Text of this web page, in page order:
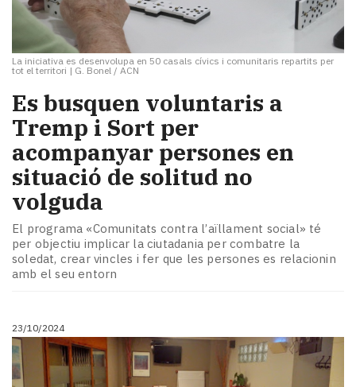
La iniciativa es desenvolupa en 50 casals cívics i comunitaris repartits per
tot el territori | G. Bonel / ACN
Es busquen voluntaris a
Tremp i Sort per
acompanyar persones en
situació de solitud no
volguda
El programa «Comunitats contra l’aïllament social» té
per objectiu implicar la ciutadania per combatre la
soledat, crear vincles i fer que les persones es relacionin
amb el seu entorn
23/10/2024